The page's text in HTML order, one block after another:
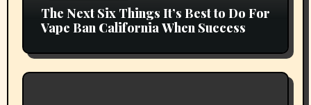
The Next Six Things It’s Best to Do For
Vape Ban California When Success